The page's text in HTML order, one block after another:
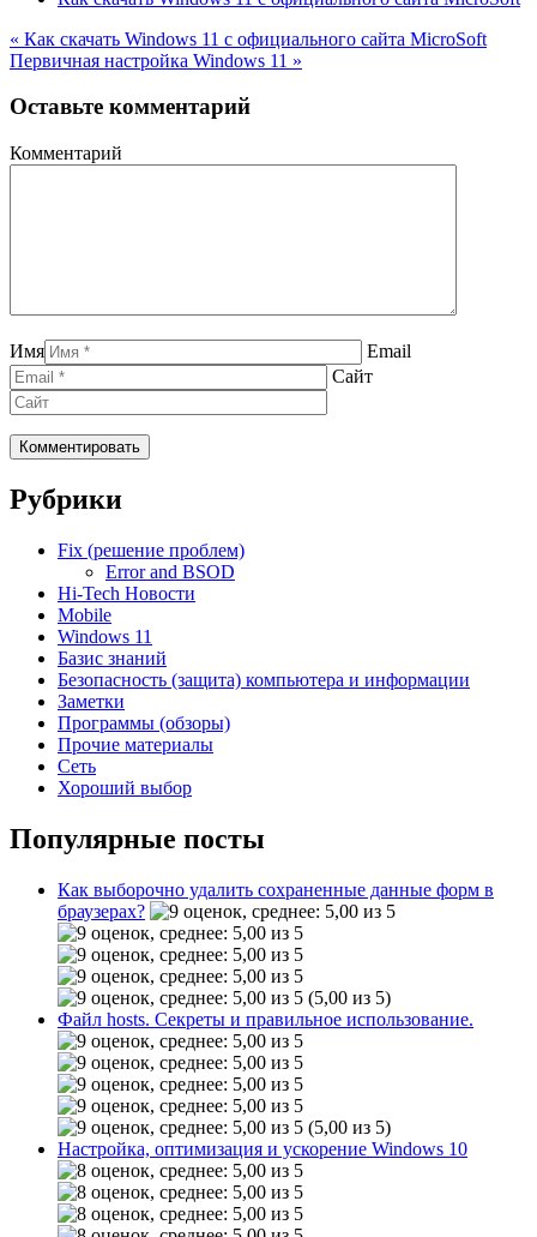
« Как скачать Windows 11 с официального сайта MicroSoft
Первичная настройка Windows 11 »
Оставьте комментарий
Комментарий
Имя
Email
Сайт
Рубрики
Fix (решение проблем)
Error and BSOD
Hi-Tech Новости
Mobile
Windows 11
Базис знаний
Безопасность (защита) компьютера и информации
Заметки
Программы (обзоры)
Прочие материалы
Сеть
Хороший выбор
Популярные посты
Как выборочно удалить сохраненные данные форм в
браузерах?
(5,00 из 5)
Файл hosts. Секреты и правильное использование.
(5,00 из 5)
Настройка, оптимизация и ускорение Windows 10